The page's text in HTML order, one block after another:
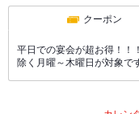
クーポン
平日での宴会が超お得！！
除く月曜～木曜日が対象で